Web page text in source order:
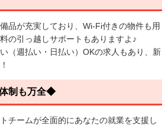
品が充実しており、Wi-Fi付きの物件も用
の引っ越しサポートもありますよ♪
（週払い・日払い）OKの求人もあり、新
制も万全◆
チームが全面的にあなたの就業を支援し